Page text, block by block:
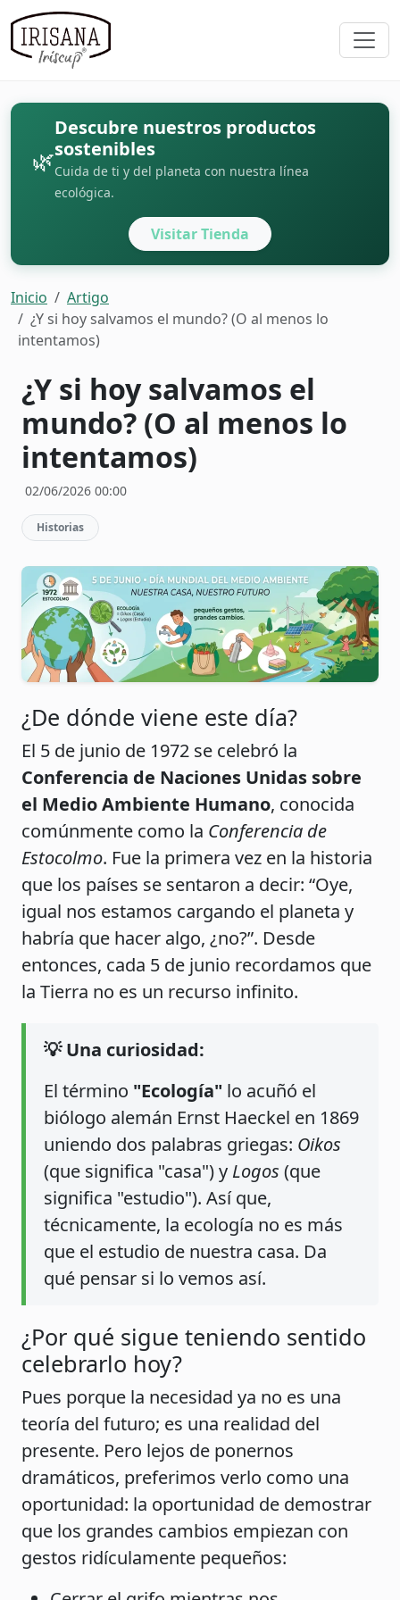
🌿
Descubre nuestros productos
sostenibles
Cuida de ti y del planeta con nuestra línea
ecológica.
Visitar Tienda
Inicio
Artigo
¿Y si hoy salvamos el mundo? (O al menos lo
intentamos)
¿Y si hoy salvamos el
mundo? (O al menos lo
intentamos)
02/06/2026 00:00
Historias
¿De dónde viene este día?
El 5 de junio de 1972 se celebró la
Conferencia de Naciones Unidas sobre
el Medio Ambiente Humano, conocida
comúnmente como la Conferencia de
Estocolmo. Fue la primera vez en la historia
que los países se sentaron a decir: “Oye,
igual nos estamos cargando el planeta y
habría que hacer algo, ¿no?”. Desde
entonces, cada 5 de junio recordamos que
la Tierra no es un recurso infinito.
💡 Una curiosidad:
El término "Ecología" lo acuñó el
biólogo alemán Ernst Haeckel en 1869
uniendo dos palabras griegas: Oikos
(que significa "casa") y Logos (que
significa "estudio"). Así que,
técnicamente, la ecología no es más
que el estudio de nuestra casa. Da
qué pensar si lo vemos así.
¿Por qué sigue teniendo sentido
celebrarlo hoy?
Pues porque la necesidad ya no es una
teoría del futuro; es una realidad del
presente. Pero lejos de ponernos
dramáticos, preferimos verlo como una
oportunidad: la oportunidad de demostrar
que los grandes cambios empiezan con
gestos ridículamente pequeños: